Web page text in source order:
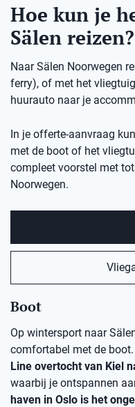
Hoe kun je
Sälen reizen?
Naar Sälen Noorwegen
ferry), of met het
huurauto naar je
In je offerte-aanvraag
met de boot of het
compleet voorstel met
Noorwegen.
Boot
Op wintersport naar
comfortabel met de boot.
Line overtocht van Kiel
waarbij je ontspannen
haven in Oslo is het